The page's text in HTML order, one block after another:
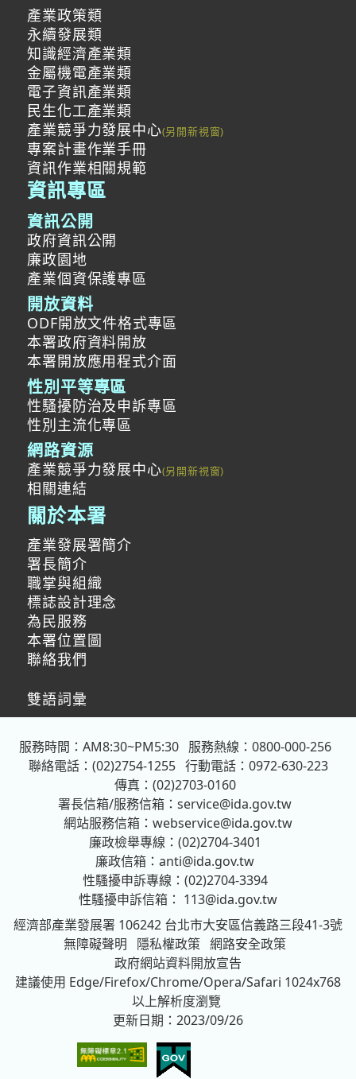
產業政策類
永續發展類
知識經濟產業類
金屬機電產業類
電子資訊產業類
民生化工產業類
產業競爭力發展中心
專案計畫作業手冊
資訊作業相關規範
資訊專區
資訊公開
政府資訊公開
廉政園地
產業個資保護專區
開放資料
ODF開放文件格式專區
本署政府資料開放
本署開放應用程式介面
性別平等專區
性騷擾防治及申訴專區
性別主流化專區
網路資源
產業競爭力發展中心
相關連結
關於本署
產業發展署簡介
署長簡介
職掌與組織
標誌設計理念
為民服務
本署位置圖
聯絡我們
雙語詞彙
服務時間：AM8:30~PM5:30
服務熱線：0800-000-256
聯絡電話：(02)2754-1255 行動電話：0972-630-223
傳真：(02)2703-0160
署長信箱/服務信箱： service@ida.gov.tw
網站服務信箱： webservice@ida.gov.tw
廉政檢舉專線：(02)2704-3401
廉政信箱： anti@ida.gov.tw
性騷擾申訴專線：(02)2704-3394
性騷擾申訴信箱： 113@ida.gov.tw
經濟部產業發展署 106242 台北市大安區信義路三段41-3號
無障礙聲明
隱私權政策 網路安全政策
政府網站資料開放宣告
建議使用 Edge/Firefox/Chrome/Opera/Safari 1024x768
以上解析度瀏覽
更新日期：2023/09/26